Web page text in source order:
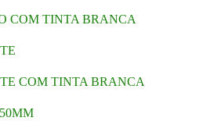
COM TINTA BRANCA
COM TINTA BRANCA